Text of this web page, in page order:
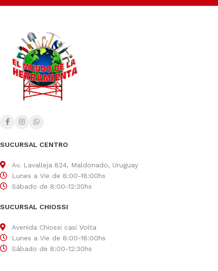
SUCURSAL CENTRO
Av. Lavalleja 824, Maldonado, Uruguay
Lunes a Vie de 8:00-18:00hs
Sábado de 8:00-12:30hs
SUCURSAL CHIOSSI
Avenida Chiossi casi Volta
Lunes a Vie de 8:00-18:00hs
Sábado de 8:00-12:30hs